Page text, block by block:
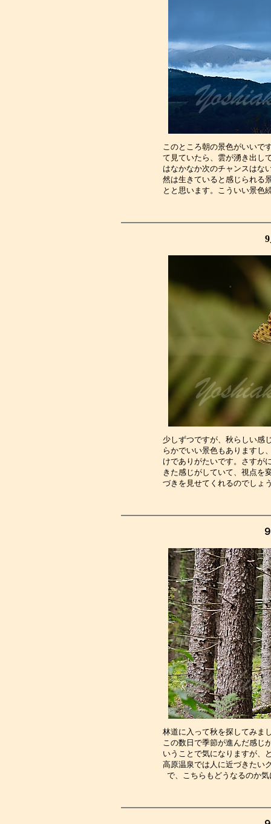
このところ朝の景色がいいで
て見ていたら、雲が湧き出し
はなかなか次のチャンスはな
然は生きていると感じられる
とと思います。こう
少しずつですが、秋らしい感
らかでいい景色もありますし
けでありがたいです。さすが
きた感じがしていて、視点を
づきを見せて
林道に入って秋を探してみま
この数日で季節が進んだ感じ
いうことで気になりますが、
高原温泉では人に近づきたい
で、こちらもど